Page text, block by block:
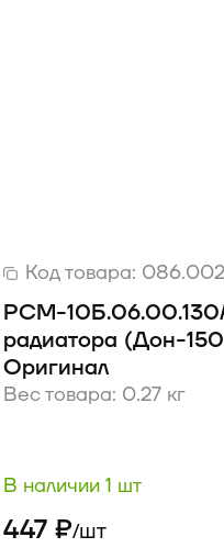
Код товара:
РСМ-
радиатора (Дон-
Оригинал
Вес товара: 0.27 кг
В наличии 1 шт
447 ₽/шт